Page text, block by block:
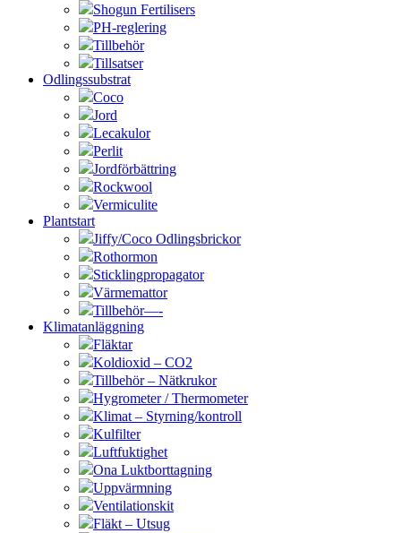
Shogun Fertilisers
PH-reglering
Tillbehör
Tillsatser
Odlingssubstrat
Coco
Jord
Lecakulor
Perlit
Jordförbättring
Rockwool
Vermiculite
Plantstart
Jiffy/Coco Odlingsbrickor
Rothormon
Sticklingpropagator
Värmemattor
Tillbehör—-
Klimatanläggning
Fläktar
Koldioxid – CO2
Tillbehör – Nätkrukor
Hygrometer / Thermometer
Klimat – Styrning/kontroll
Kulfilter
Luftfuktighet
Ona Luktborttagning
Uppvärmning
Ventilationskit
Fläkt – Utsug